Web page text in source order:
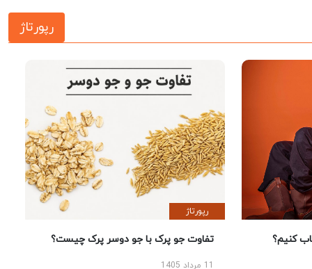
رپورتاژ
کنیم؟
رپورتاژ
تفاوت جو پرک با جو دوسر پرک چیست؟